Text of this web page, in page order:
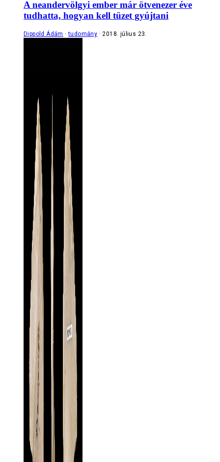
A neandervölgyi ember már ötvenezer éve
tudhatta, hogyan kell tüzet gyújtani
Dippold Ádám tudomány 2018. július 23.